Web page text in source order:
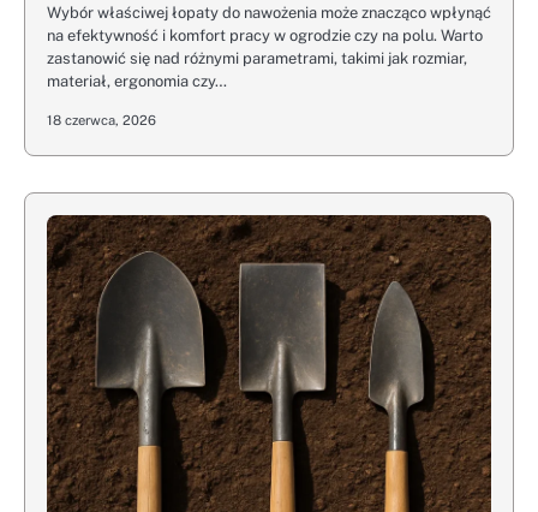
Wybór właściwej łopaty do nawożenia może znacząco wpłynąć
na efektywność i komfort pracy w ogrodzie czy na polu. Warto
zastanowić się nad różnymi parametrami, takimi jak rozmiar,
materiał, ergonomia czy…
18 czerwca, 2026